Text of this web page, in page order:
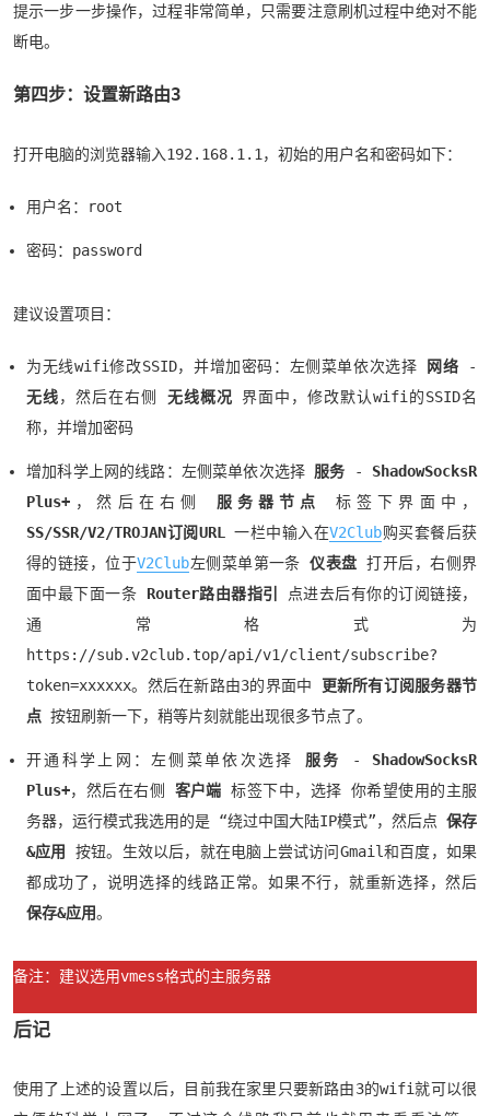
提示一步一步操作，过程非常简单，只需要注意刷机过程中绝对不能
断电。
第四步：设置新路由3
打开电脑的浏览器输入192.168.1.1，初始的用户名和密码如下：
用户名：root
密码：password
建议设置项目：
为无线wifi修改SSID，并增加密码：左侧菜单依次选择 网络 -
无线，然后在右侧 无线概况 界面中，修改默认wifi的SSID名
称，并增加密码
增加科学上网的线路：左侧菜单依次选择 服务 - ShadowSocksR
Plus+ ，然后在右侧 服务器节点
标签下界面中，
SS/SSR/V2/TROJAN订阅URL
一栏中输入在V2Club购买套餐后获
得的链接，位于V2Club左侧菜单第一条仪表盘 打开后，右侧界
面中最下面一条 Router路由器指引
点进去后有你的订阅链接，
通常格式为
https://sub.v2club.top/api/v1/client/subscribe?
token=xxxxxx。然后在新路由3的界面中 更新所有订阅服务器节
点 按钮刷新一下，稍等片刻就能出现很多节点了。
开通科学上网：左侧菜单依次选择 服务 - ShadowSocksR
Plus+，然后在右侧 客户端 标签下中，选择 你希望使用的主服
务器，运行模式我选用的是 “绕过中国大陆IP模式”，然后点 保存
&应用
按钮。生效以后，就在电脑上尝试访问Gmail和百度，如果
都成功了，说明选择的线路正常。如果不行，就重新选择，然后
保存&应用。
备注：建议选用vmess格式的主服务器
后记
使用了上述的设置以后，目前我在家里只要新路由3的wifi就可以很